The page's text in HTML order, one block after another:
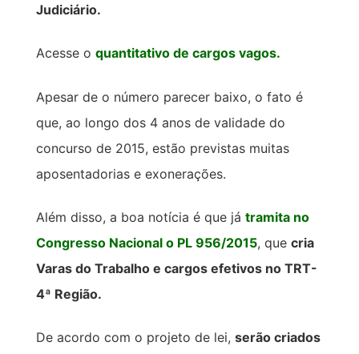
Judiciário.
Acesse o quantitativo de cargos vagos.
Apesar de o número parecer baixo, o fato é
que, ao longo dos 4 anos de validade do
concurso de 2015, estão previstas muitas
aposentadorias e exonerações.
Além disso, a boa notícia é que já tramita no
Congresso Nacional o PL 956/2015, que cria
Varas do Trabalho e cargos efetivos no TRT-
4ª Região.
De acordo com o projeto de lei, serão criados